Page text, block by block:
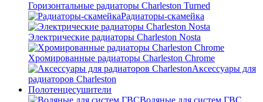
Горизонтальные радиаторы Charleston Turned
Радиаторы-скамейка
Электрические радиаторы Charleston Nosta
Хромированные радиаторы Charleston Chrome
Аксессуары для
радиаторов Charleston
Полотенцесушители
Водяные для систем ГВС